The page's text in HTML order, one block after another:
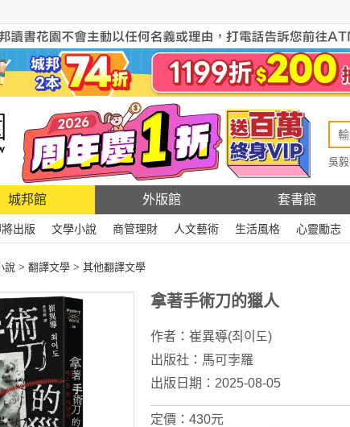
吳
城邦館 外版館 套書館
將出版 文學小說 商管理財 人文藝術 生活風格 心靈勵志
說 > 翻譯文學 > 其他翻譯文學
拿著手術刀的獵人
作者： 崔異導(최이도)
出版社： 馬可孛羅
出版日期：2025-08-05
定價：430元